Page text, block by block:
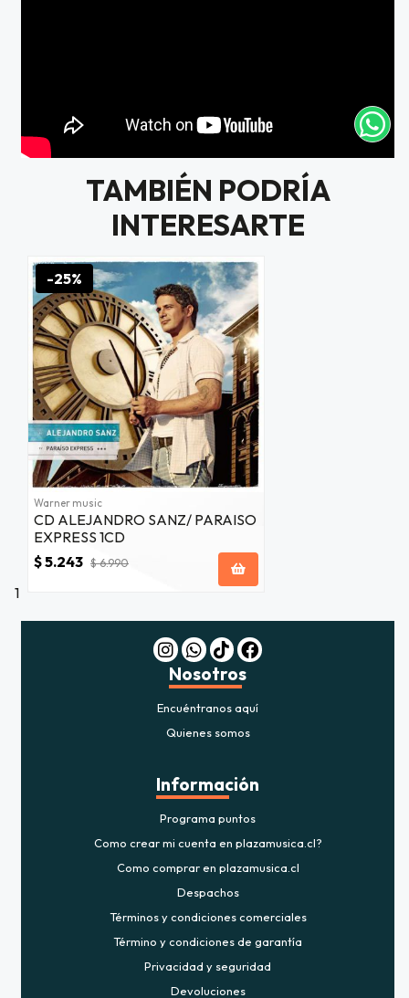
1
TAMBIÉN PODRÍA
INTERESARTE
-25%
Warner music
CD ALEJANDRO SANZ/ PARAISO
EXPRESS 1CD
$ 5.243 $ 6.990
Nosotros
Encuéntranos aquí
Quienes somos
Información
Programa puntos
Como crear mi cuenta en plazamusica.cl?
Como comprar en plazamusica.cl
Despachos
Términos y condiciones comerciales
Término y condiciones de garantía
Privacidad y seguridad
Devoluciones